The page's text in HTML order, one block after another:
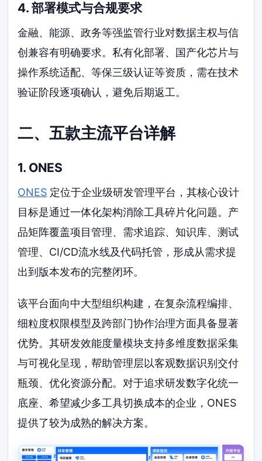
4. 部署模式与合规要求
金融、能源、政务等强监管行业对数据主权与信
创兼容有明确要求。私有化部署、国产化芯片与
操作系统适配、等保三级认证等资质，需在技术
验证阶段逐项确认，避免后期返工。
二、五款主流平台详解
1. ONES
ONES 定位于企业级研发管理平台，其核心设计
目标是通过一体化架构消除工具碎片化问题。产
品矩阵覆盖项目管理、需求追踪、知识库、测试
管理、CI/CD流水线及代码托管，形成从需求提
出到版本发布的完整闭环。
该平台面向中大型组织构建，在复杂流程编排、
细粒度权限模型及跨部门协作治理方面具备显著
优势。其研发效能度量模块支持多维度数据采集
与可视化呈现，帮助管理层以客观数据识别交付
瓶颈、优化资源分配。对于追求研发数字化统一
底座、希望减少多工具切换成本的企业，ONES
提供了较为成熟的解决方案。